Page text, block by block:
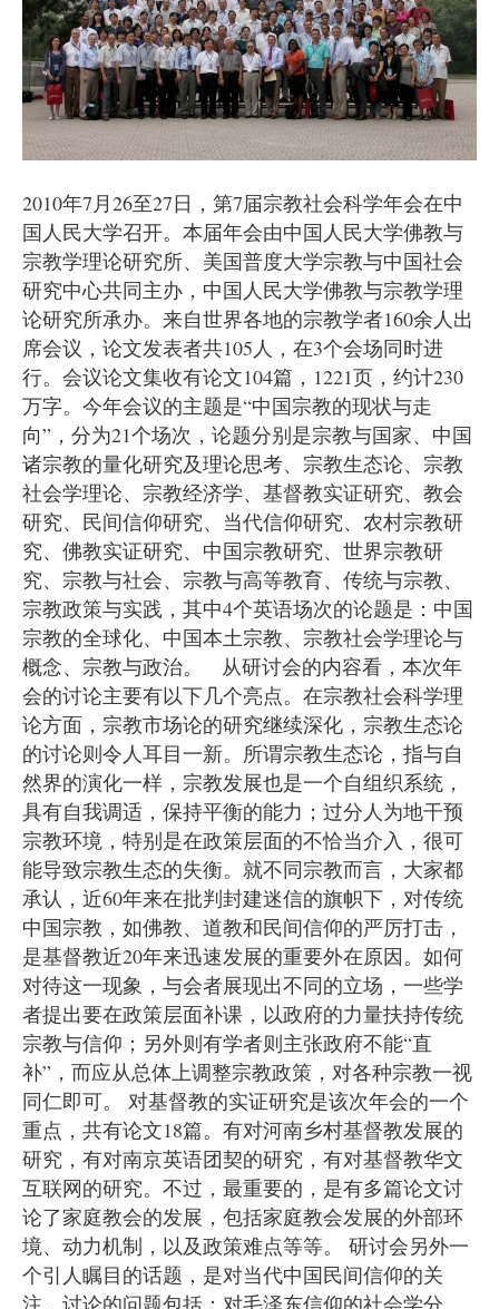
2010年7月26至27日，第7届宗教社会科学年会在中
国人民大学召开。本届年会由中国人民大学佛教与
宗教学理论研究所、美国普度大学宗教与中国社会
研究中心共同主办，中国人民大学佛教与宗教学理
论研究所承办。来自世界各地的宗教学者160余人出
席会议，论文发表者共105人，在3个会场同时进
行。会议论文集收有论文104篇，1221页，约计230
万字。今年会议的主题是“中国宗教的现状与走
向”，分为21个场次，论题分别是宗教与国家、中国
诸宗教的量化研究及理论思考、宗教生态论、宗教
社会学理论、宗教经济学、基督教实证研究、教会
研究、民间信仰研究、当代信仰研究、农村宗教研
究、佛教实证研究、中国宗教研究、世界宗教研
究、宗教与社会、宗教与高等教育、传统与宗教、
宗教政策与实践，其中4个英语场次的论题是：中国
宗教的全球化、中国本土宗教、宗教社会学理论与
概念、宗教与政治。 从研讨会的内容看，本次年
会的讨论主要有以下几个亮点。在宗教社会科学理
论方面，宗教市场论的研究继续深化，宗教生态论
的讨论则令人耳目一新。所谓宗教生态论，指与自
然界的演化一样，宗教发展也是一个自组织系统，
具有自我调适，保持平衡的能力；过分人为地干预
宗教环境，特别是在政策层面的不恰当介入，很可
能导致宗教生态的失衡。就不同宗教而言，大家都
承认，近60年来在批判封建迷信的旗帜下，对传统
中国宗教，如佛教、道教和民间信仰的严厉打击，
是基督教近20年来迅速发展的重要外在原因。如何
对待这一现象，与会者展现出不同的立场，一些学
者提出要在政策层面补课，以政府的力量扶持传统
宗教与信仰；另外则有学者则主张政府不能“直
补”，而应从总体上调整宗教政策，对各种宗教一视
同仁即可。 对基督教的实证研究是该次年会的一个
重点，共有论文18篇。有对河南乡村基督教发展的
研究，有对南京英语团契的研究，有对基督教华文
互联网的研究。不过，最重要的，是有多篇论文讨
论了家庭教会的发展，包括家庭教会发展的外部环
境、动力机制，以及政策难点等等。 研讨会另外一
个引人瞩目的话题，是对当代中国民间信仰的关
注。讨论的问题包括：对毛泽东信仰的社会学分